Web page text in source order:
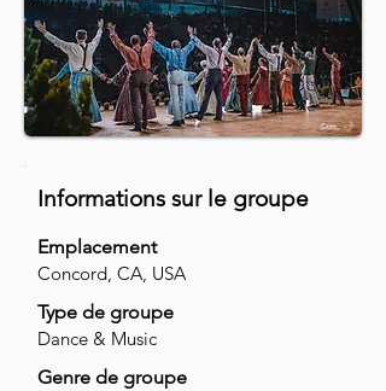
Informations sur le groupe
Emplacement
Concord, CA, USA
Type de groupe
Dance & Music
Genre de groupe